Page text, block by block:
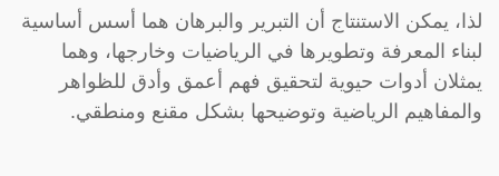
لذا، يمكن الاستنتاج أن التبرير والبرهان هما أسس أساسية
لبناء المعرفة وتطويرها في الرياضيات وخارجها، وهما
يمثلان أدوات حيوية لتحقيق فهم أعمق وأدق للظواهر
والمفاهيم الرياضية وتوضيحها بشكل مقنع ومنطقي.